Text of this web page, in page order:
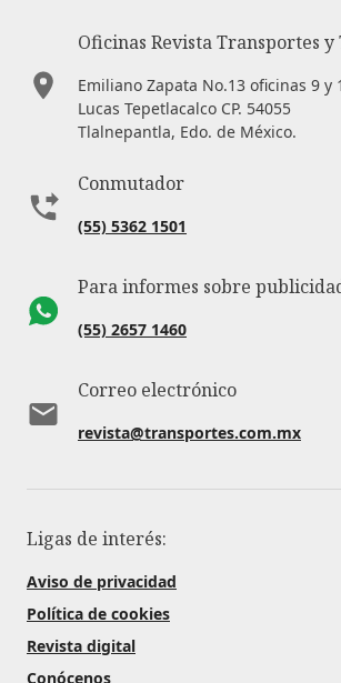
Oficinas Revista Transportes
Emiliano Zapata No.13 oficinas 9 y
Lucas Tepetlacalco CP. 54055
Tlalnepantla, Edo. de México.
Conmutador
(55) 5362 1501
Para informes sobre
(55) 2657 1460
Correo electrónico
revista@transportes.com.mx
Ligas de interés:
Aviso de privacidad
Política de cookies
Revista digital
Conócenos